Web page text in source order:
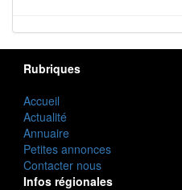
Rubriques
Accueil
Actualité
Annuaire
Petites annonces
Contacter nous
Infos régionales